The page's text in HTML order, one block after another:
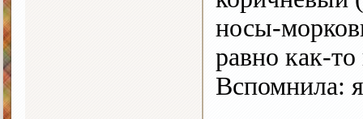
носы-
равно как-
Вспомнила: